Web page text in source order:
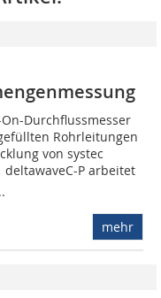
Durchflussmesser
Rohrleitungen
von systec
P arbeitet
mehr